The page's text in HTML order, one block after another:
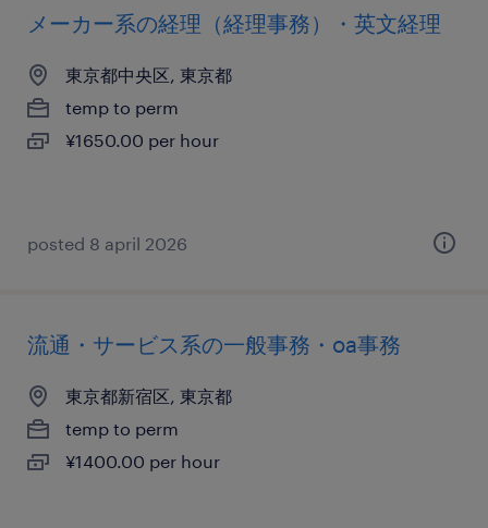
メーカー系の経理（経理事務）・英文経理
東京都中央区, 東京都
temp to perm
¥1650.00 per hour
posted 8 april 2026
流通・サービス系の一般事務・oa事務
東京都新宿区, 東京都
temp to perm
¥1400.00 per hour